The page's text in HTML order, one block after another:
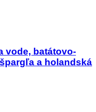
vode, batátovo-
a holandská